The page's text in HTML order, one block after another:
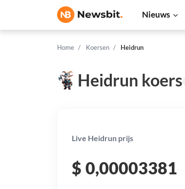
Nieuws
Home Koersen Heidrun
Heidrun koers
Live Heidrun prijs
$ 0,00003381